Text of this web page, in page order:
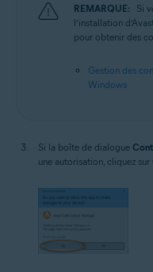
REMARQUE:
Si
l’installation
pour obtenir des
Gestion des
Windows
Si la boîte de dialogue
une autorisation, cliquez sur